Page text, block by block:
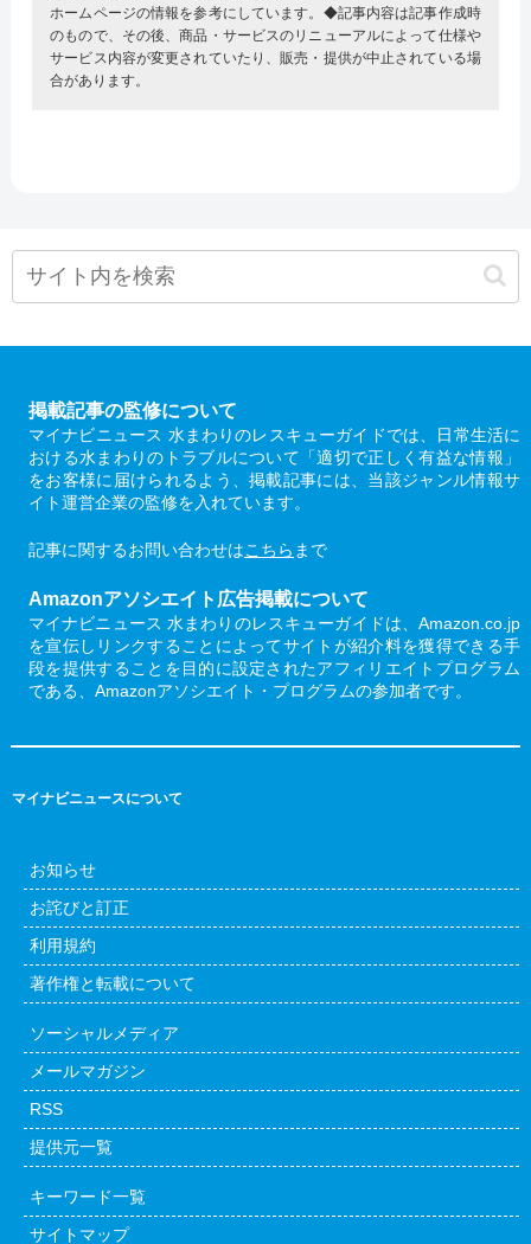
ホームページの情報を参考にしています。◆記事内容は記事作成時
のもので、その後、商品・サービスのリニューアルによって仕様や
サービス内容が変更されていたり、販売・提供が中止されている場
合があります。
掲載記事の監修について
マイナビニュース 水まわりのレスキューガイドでは、日常生活に
おける水まわりのトラブルについて「適切で正しく有益な情報」
をお客様に届けられるよう、掲載記事には、当該ジャンル情報サ
イト運営企業の監修を入れています。
記事に関するお問い合わせはこちら まで
Amazonアソシエイト広告掲載について
マイナビニュース 水まわりのレスキューガイドは、Amazon.co.jp
を宣伝しリンクすることによってサイトが紹介料を獲得できる手
段を提供することを目的に設定されたアフィリエイトプログラム
である、Amazonアソシエイト・プログラムの参加者です。
マイナビニュースについて
お知らせ
お詫びと訂正
利用規約
著作権と転載について
ソーシャルメディア
メールマガジン
RSS
提供元一覧
キーワード一覧
サイトマップ